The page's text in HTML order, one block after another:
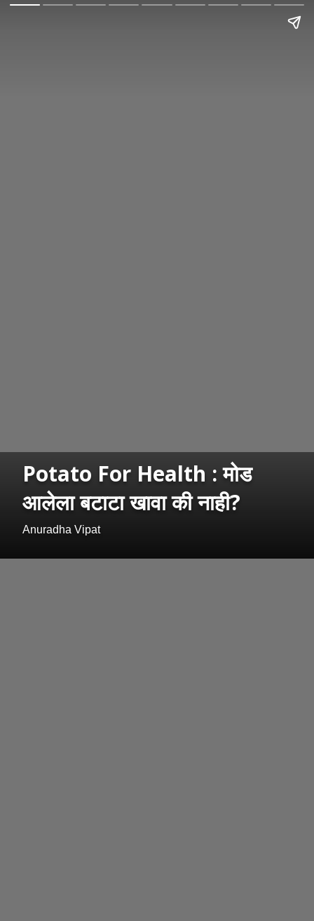
Potato For Health : मोड
आलेला बटाटा खावा की नाही?
Anuradha Vipat